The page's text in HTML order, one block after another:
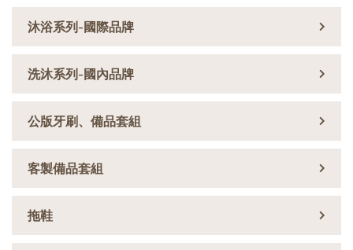
沐浴系列-國際品牌
洗沐系列-國內品牌
公版牙刷、備品套組
客製備品套組
拖鞋